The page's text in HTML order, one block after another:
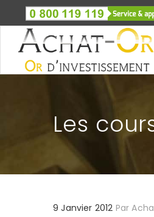
Les
9 Janvier 2012 Par